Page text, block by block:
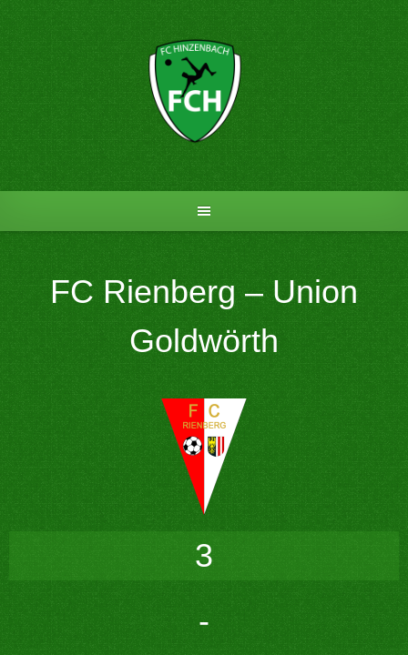
to
FC Rienberg – Union
Goldwörth
3
-